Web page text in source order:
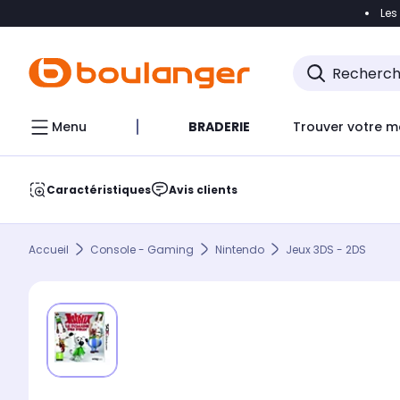
Accéder
Menu BRADERIE Trouver votre
Caractéristiques Avis clients
Accueil Console - Gaming Nintendo Jeux 3DS - 2DS